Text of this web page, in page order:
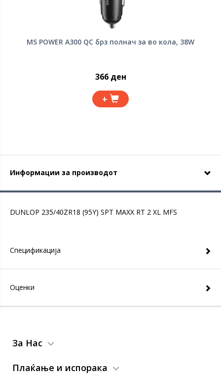
MS POWER A300 QC брз полнач за во кола, 38W
366 ден
+
Информации за производот
DUNLOP 235/40ZR18 (95Y) SPT MAXX RT 2 XL MFS
Спецификација
Оценки
За Нас
Плаќање и испорака